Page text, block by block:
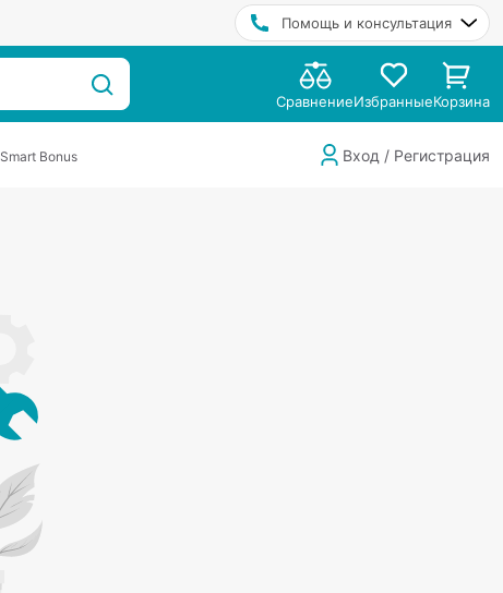
Помощь и консультация
СравнениеИзбранныеКорзина
Smart Bonus Вход / Регистрация